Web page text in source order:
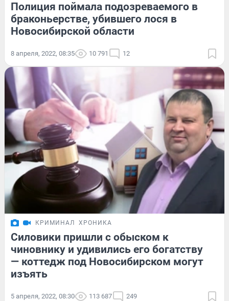
Полиция поймала подозреваемого в
браконьерстве, убившего лося в
Новосибирской области
8 апреля, 2022, 08:35 10 791 12
КРИМИНАЛ ХРОНИКА
Силовики пришли с обыском к
чиновнику и удивились его богатству
— коттедж под Новосибирском могут
изъять
5 апреля, 2022, 08:30 113 687 249